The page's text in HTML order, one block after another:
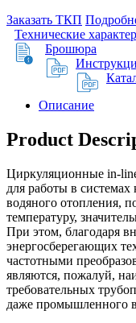
Заказать ТКП
Технические
Брошюра
Описание
Product
Циркуляционные in-
для работы в
водяного отопления,
температуру,
При этом, благодаря
энергосберегающих
частотными
являются, пожалуй,
требовательных
даже промышленного